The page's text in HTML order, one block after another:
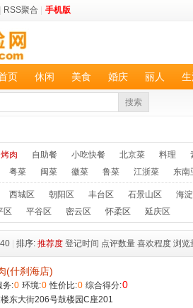
RSS聚合 手机版
页 休闲 美食 婚庆 丽人
搜索
烤肉 自助餐 小吃快餐 北京菜 料理
粤菜 闽菜 徽菜 鲁菜 江浙菜 东南
西城区 朝阳区 丰台区 石景山区
海
区 平谷区 密云区 怀柔区 延庆区
40 排序: 推荐度 登记时间 点评数量 喜欢程度 浏览
(什刹海店)
务:0 环境:0 性价比:0 综合得分:0
东大街206号鼓楼园C座201